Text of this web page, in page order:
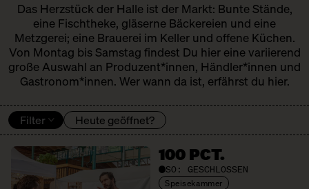
Das Herzstück der Halle ist der Markt: Bunte Stände,
eine Fischtheke, gläserne Bäckereien und eine
Metzgerei; eine Brauerei im Keller und offene Küchen.
Von Montag bis Samstag findest Du hier eine variierend
große Auswahl an Produzent*innen, Händler*innen und
Gastronom*innen. Wer wann da ist, erfährst du hier.
Filter Heute geöffnet?
100 PCT.
SO: GESCHLOSSEN
Speisekammer